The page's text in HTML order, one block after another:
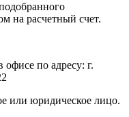
на расчетный счет.
по адресу: г.
или юридическое лицо.